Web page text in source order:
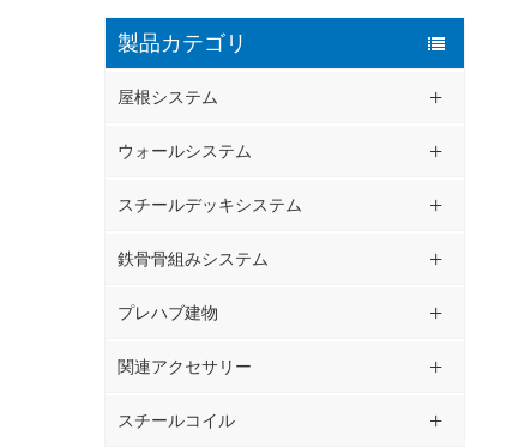
製品カテゴリ
屋根システム
ウォールシステム
スチールデッキシステム
鉄骨骨組みシステム
プレハブ建物
関連アクセサリー
スチールコイル